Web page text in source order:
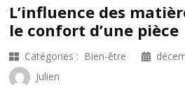
L’influence des
le confort d’une pièce
Catégories : Bien-être
Julien